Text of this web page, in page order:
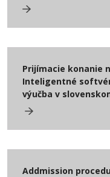
Prijímacie konanie
Inteligentné
výučba v
Addmission